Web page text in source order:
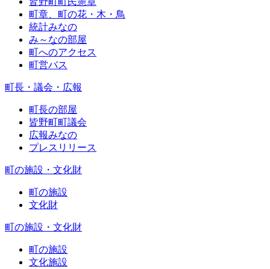
町章、町の花・木・鳥
統計みなの
み～なの部屋
町へのアクセス
町営バス
町長・議会・広報
町長の部屋
皆野町町議会
広報みなの
プレスリリース
町の施設・文化財
町の施設
文化財
町の施設・文化財
町の施設
文化施設